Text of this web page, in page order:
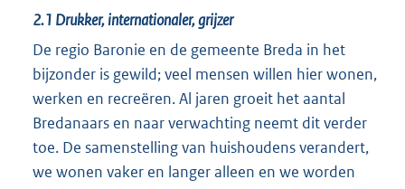
2.1 Drukker, internationaler, grijzer
De regio Baronie en de gemeente Breda in het
bijzonder is gewild; veel mensen willen hier wonen,
werken en recreëren. Al jaren groeit het aantal
Bredanaars en naar verwachting neemt dit verder
toe. De samenstelling van huishoudens verandert,
we wonen vaker en langer alleen en we worden